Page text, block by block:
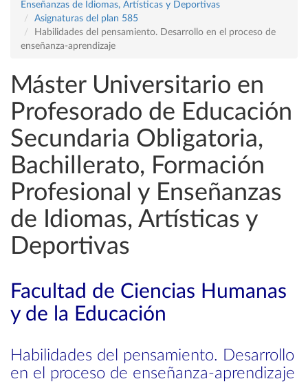
Enseñanzas de Idiomas, Artísticas y Deportivas
Asignaturas del plan 585
Habilidades del pensamiento. Desarrollo en el proceso de
enseñanza-aprendizaje
Máster Universitario en
Profesorado de Educación
Secundaria Obligatoria,
Bachillerato, Formación
Profesional y Enseñanzas
de Idiomas, Artísticas y
Deportivas
Facultad de Ciencias Humanas
y de la Educación
Habilidades del pensamiento. Desarrollo
en el proceso de enseñanza-aprendizaje